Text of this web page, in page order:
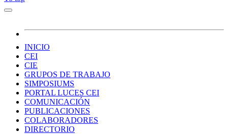
INICIO
CEI
CIE
GRUPOS DE TRABAJO
SIMPOSIUMS
PORTAL LUCES CEI
COMUNICACIÓN
PUBLICACIONES
COLABORADORES
DIRECTORIO